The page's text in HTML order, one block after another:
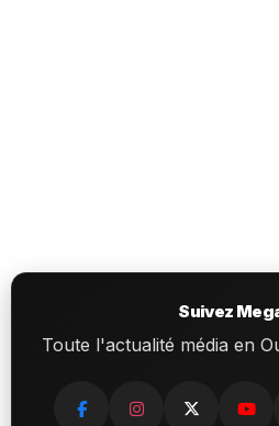
Suivez
Toute l'actualité média en